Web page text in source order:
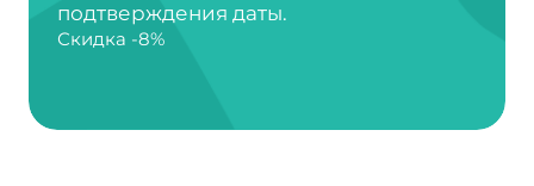
подтверждения даты.
Скидка -8%